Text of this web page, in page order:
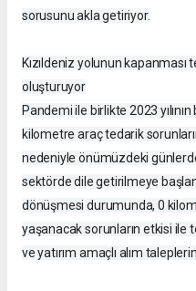
sorusunu akla getiriyor.
Kızıldeniz yolunun kapanması
oluşturuyor
Pandemi ile birlikte 2023
kilometre araç tedarik
nedeniyle önümüzdeki
sektörde dile getirilmeye
dönüşmesi durumunda, 0
yaşanacak sorunların etkisi ile
ve yatırım amaçlı alım